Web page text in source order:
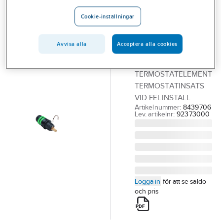
Termostatinsats
vid
felinstallation,
Hansgrohe
TERMOSTATELEMENT
TERMOSTATINSATS
VID FELINSTALL
Artikelnummer: 8439706
Lev. artikelnr: 92373000
Logga in för att se saldo
och pris
Cookie-inställningar
Avvisa alla Acceptera alla cookies